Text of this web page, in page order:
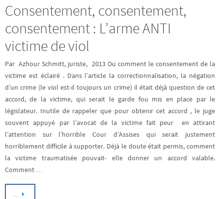
Consentement, consentement,
consentement : L’arme ANTI
victime de viol
Par Azhour Schmitt, juriste, 2013 Ou comment le consentement de la
victime est éclairé . Dans l’article la correctionnalisation, la négation
d’un crime (le viol est-il toujours un crime) il était déjà question de cet
accord, de la victime, qui serait le garde fou mis en place par le
législateur. Inutile de rappeler que pour obtenir cet accord , le juge
souvent appuyé par l’avocat de la victime fait peur en attirant
l’attention sur l’horrible Cour d’Assises qui serait justement
horriblement difficile à supporter. Déjà le doute était permis, comment
la victime traumatisée pouvait- elle donner un accord valable.
Comment …
…